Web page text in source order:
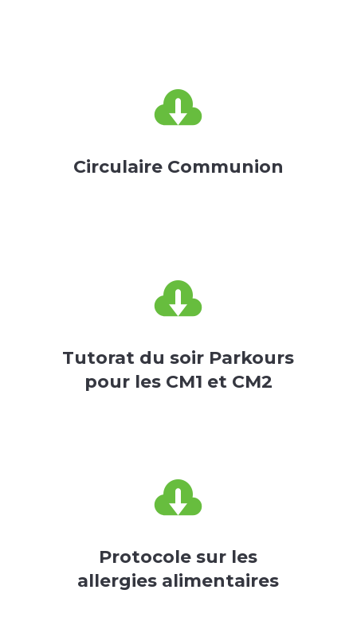

Circulaire Communion

Tutorat du soir Parkours
pour les CM1 et CM2

Protocole sur les
allergies alimentaires